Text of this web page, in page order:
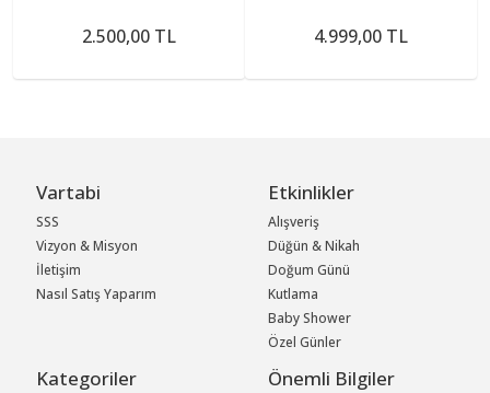
2.500,00 TL 4.999,00 TL
Vartabi
SSS
Vizyon & Misyon
İletişim
Nasıl Satış Yaparım
Etkinlikler
Alışveriş
Düğün & Nikah
Doğum Günü
Kutlama
Baby Shower
Özel Günler
Kategoriler Önemli Bilgiler